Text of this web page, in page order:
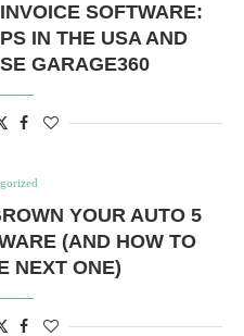
SOFTWARE:
IN THE USA AND
GARAGE360
YOUR AUTO
(AND HOW TO
NEXT ONE)